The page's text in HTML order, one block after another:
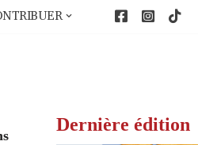
Dernière édition